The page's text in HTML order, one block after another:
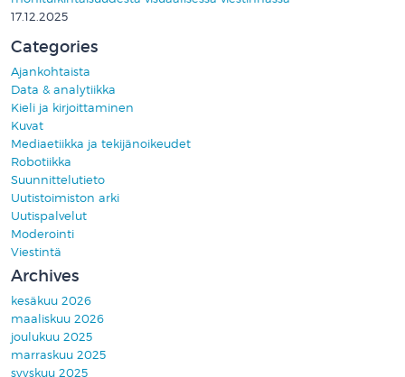
17.12.2025
Categories
Ajankohtaista
Data & analytiikka
Kieli ja kirjoittaminen
Kuvat
Mediaetiikka ja tekijänoikeudet
Robotiikka
Suunnittelutieto
Uutistoimiston arki
Uutispalvelut
Moderointi
Viestintä
Archives
kesäkuu 2026
maaliskuu 2026
joulukuu 2025
marraskuu 2025
syyskuu 2025